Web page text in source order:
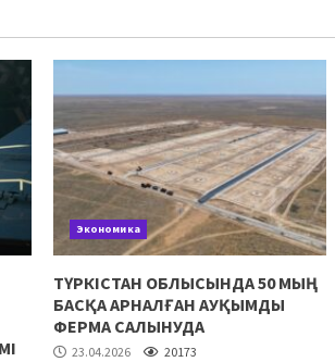
Экономика
ТҮРКІСТАН ОБЛЫСЫНДА 50 МЫҢ
БАСҚА АРНАЛҒАН АУҚЫМДЫ
ФЕРМА САЛЫНУДА
23.04.2026 20173